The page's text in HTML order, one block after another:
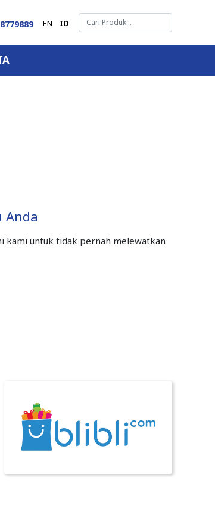
EN ID
Anda
kami untuk tidak pernah melewatkan